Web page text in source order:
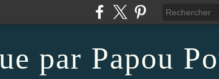
par Papou